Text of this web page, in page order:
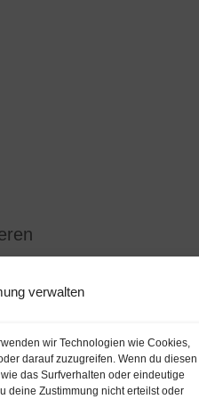
verwalten
wir Technologien wie Cookies,
darauf zuzugreifen. Wenn du diesen
das Surfverhalten oder eindeutige
deine Zustimmung nicht erteilst oder
teilen, sei es auf